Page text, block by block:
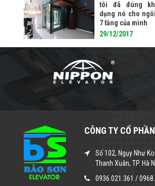
tôi đã đúng
dụng nó cho
7 tầng của mình
29/12/2017
CÔNG TY CỔ
Số 102, Ngụy Như
Thanh Xuân, TP. Hà
0936.021.361 /